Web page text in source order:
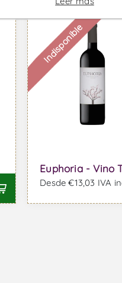
Indisponible
Euphoria - Vino
Desde €13,03 IVA